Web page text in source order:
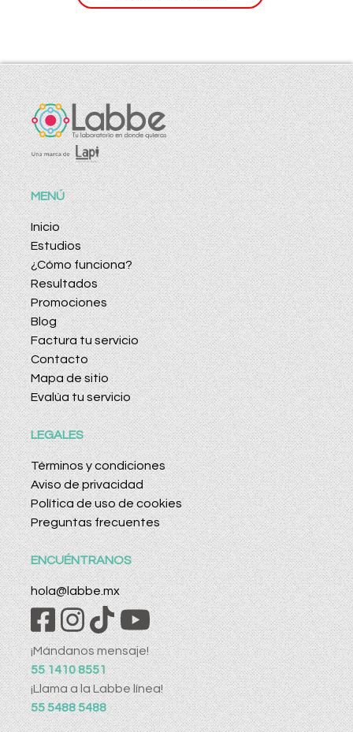
MENÚ
Inicio
Estudios
¿Cómo funciona?
Resultados
Promociones
Blog
Factura tu servicio
Contacto
Mapa de sitio
Evalúa tu servicio
LEGALES
Términos y condiciones
Aviso de privacidad
Política de uso de cookies
Preguntas frecuentes
ENCUÉNTRANOS
hola@labbe.mx
¡Mándanos mensaje!
55 1410 8551
¡Llama a la Labbe línea!
55 5488 5488